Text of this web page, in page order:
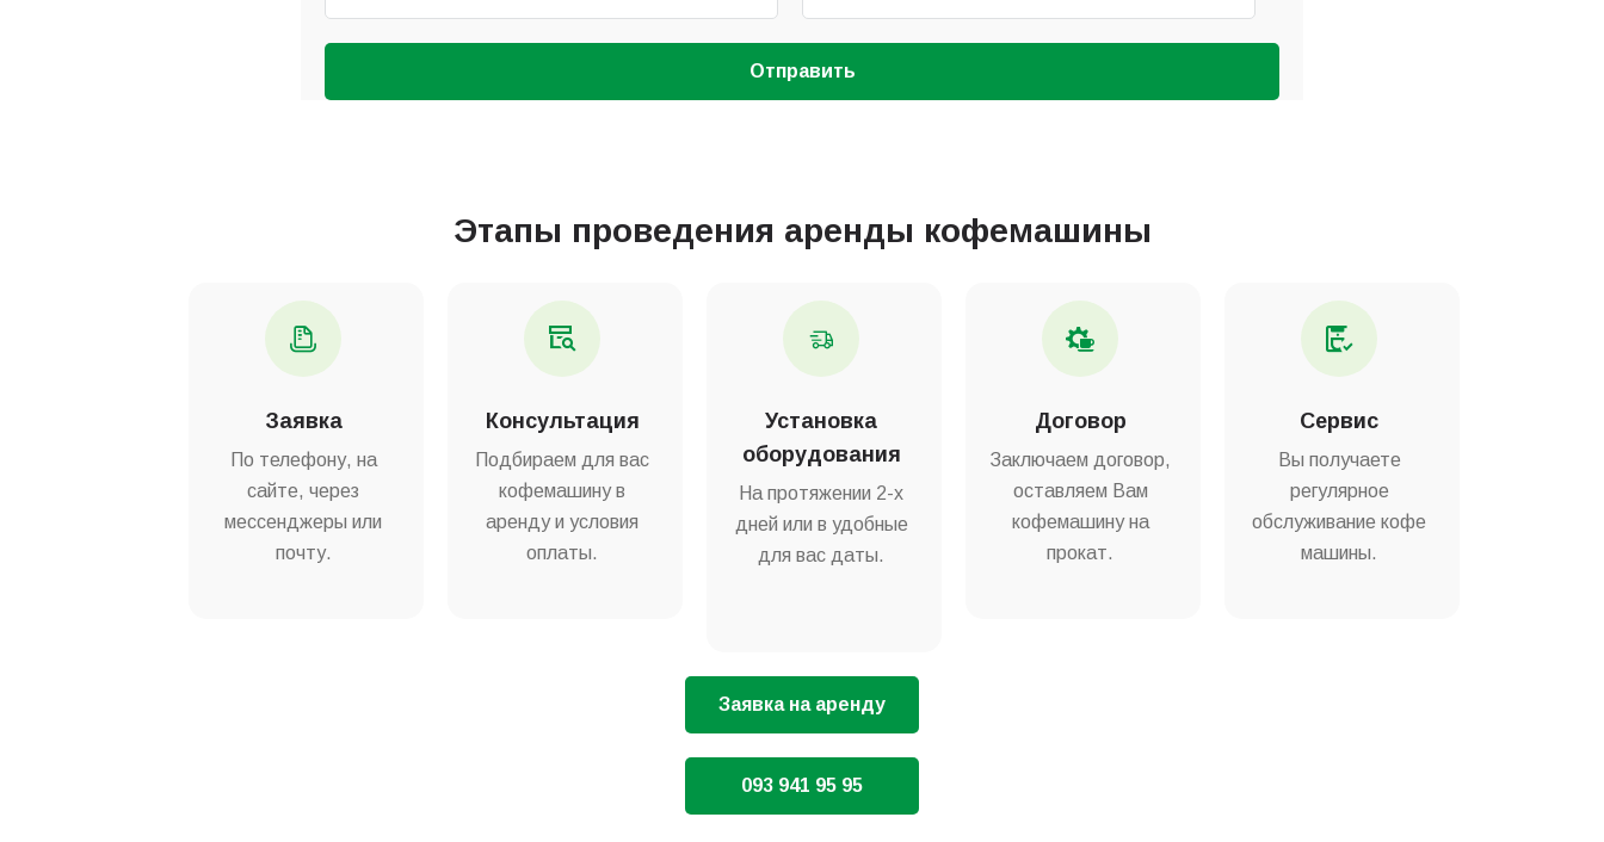
Отправить
Этапы проведения аренды кофемашины
Заявка
По телефону, на
сайте, через
мессенджеры или
почту.
Консультация
Подбираем для вас
кофемашину в
аренду и условия
оплаты.
Установка
оборудования
На протяжении 2-х
дней или в удобные
для вас даты.
Договор
Заключаем договор,
оставляем Вам
кофемашину на
прокат.
Сервис
Вы получаете
регулярное
обслуживание кофе
машины.
Заявка на аренду
093 941 95 95